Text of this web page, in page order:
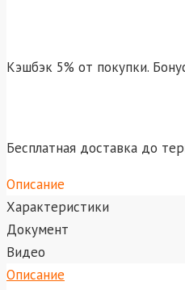
Кэшбэк 5% от покупки.
Бесплатная доставка до
Описание
Характеристики
Документ
Видео
Описание